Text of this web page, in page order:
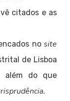
citados e as
nosite
de Lisboa
além do que
.